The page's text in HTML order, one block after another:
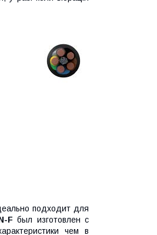
подходит для
F был изготовлен с
чем в